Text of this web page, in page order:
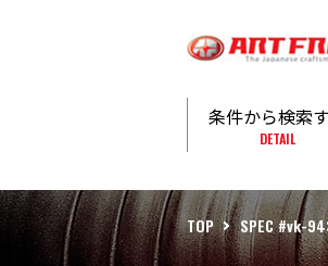
条件から検索
DETAIL
TOP SPEC #vk-